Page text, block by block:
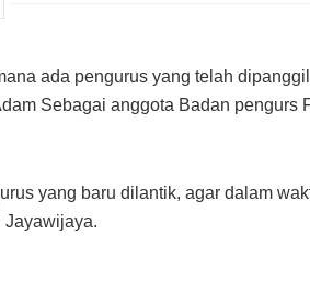
ada pengurus yang telah
Sebagai anggota Badan pengurs
yang baru dilantik, agar dalam
Jayawijaya.